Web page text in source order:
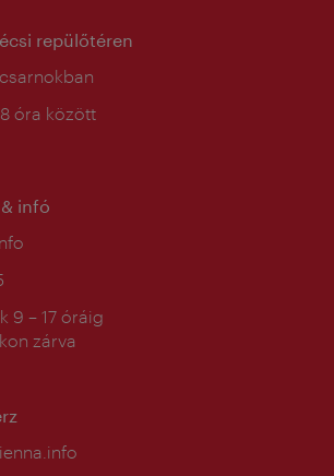
repülőtéren
óra között
infó
9 – 17 óráig
zárva